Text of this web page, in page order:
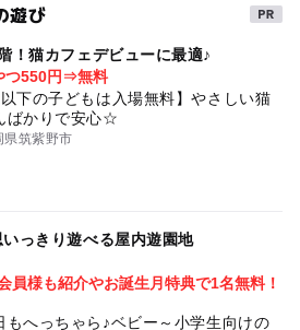
遊び
！猫カフェデビューに最適♪
つ550円⇒無料
以下の子どもは入場無料】やさしい猫
ばかりで安心☆
県筑紫野市
っきり遊べる屋内遊園地
員様も紹介やお誕生月特典で1名無料！
もへっちゃら♪ベビー～小学生向けの